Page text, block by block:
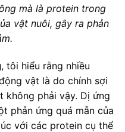
mà là protein trong
vật nuôi, gây ra phản
, tôi hiểu rằng nhiều
vật là do chính sợi
không phải vậy. Dị ứng
phản ứng quá mẫn của
với các protein cụ thể